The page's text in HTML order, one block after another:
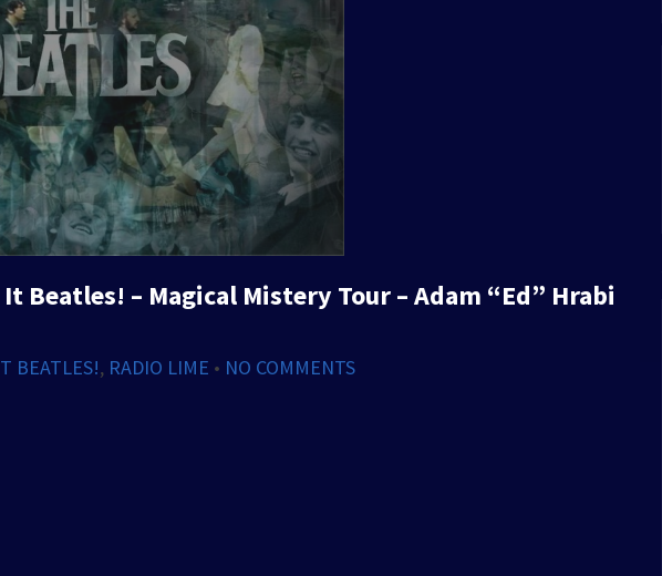
Beatles! – Magical Mistery Tour – Adam “Ed” Hrabi
BEATLES!, RADIO LIME • NO COMMENTS